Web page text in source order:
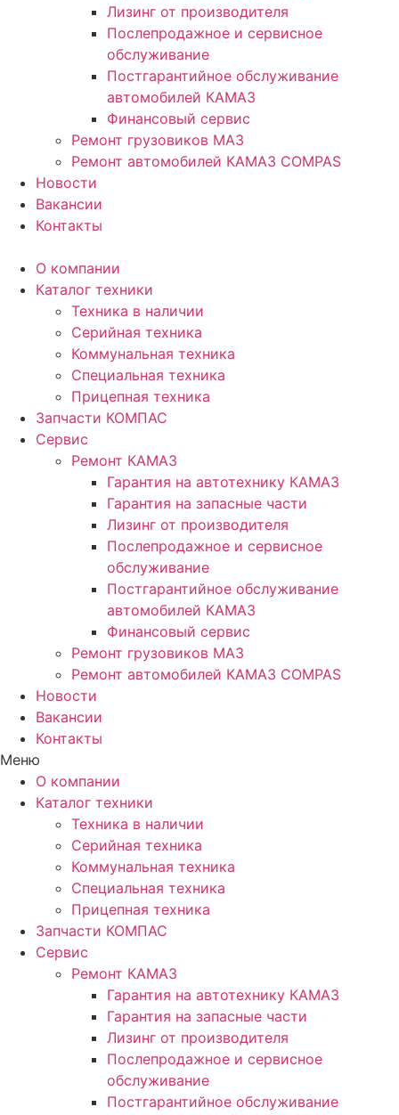
Лизинг от производителя
Послепродажное и сервисное
обслуживание
Постгарантийное обслуживание
автомобилей КАМАЗ
Финансовый сервис
Ремонт грузовиков МАЗ
Ремонт автомобилей КАМАЗ COMPAS
Новости
Вакансии
Контакты
О компании
Каталог техники
Техника в наличии
Серийная техника
Коммунальная техника
Специальная техника
Прицепная техника
Запчасти КОМПАС
Сервис
Ремонт КАМАЗ
Гарантия на автотехнику КАМАЗ
Гарантия на запасные части
Лизинг от производителя
Послепродажное и сервисное
обслуживание
Постгарантийное обслуживание
автомобилей КАМАЗ
Финансовый сервис
Ремонт грузовиков МАЗ
Ремонт автомобилей КАМАЗ COMPAS
Новости
Вакансии
Контакты
Меню
О компании
Каталог техники
Техника в наличии
Серийная техника
Коммунальная техника
Специальная техника
Прицепная техника
Запчасти КОМПАС
Сервис
Ремонт КАМАЗ
Гарантия на автотехнику КАМАЗ
Гарантия на запасные части
Лизинг от производителя
Послепродажное и сервисное
обслуживание
Постгарантийное обслуживание